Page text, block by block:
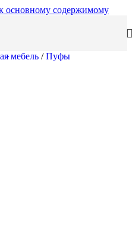
основному содержимому
мебель / Пуфы